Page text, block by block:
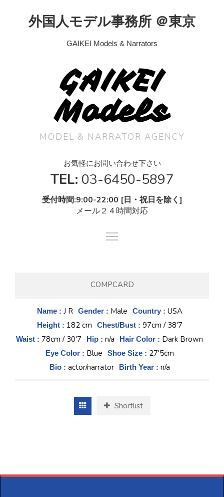
外国人モデル事務所 ＠東京
GAIKEI Models & Narrators
GAIKEI
Models
MODEL & NARRATOR AGENCY
お気軽にお問い合わせ下さい
TEL: 03-6450-5897
受付時間:9:00-22:00 [日・祝日を除く]
メール２４時間対応
COMPCARD
Name : J R Gender : Male Country : USA
Height : 182 cm Chest/Bust : 97cm / 38'7
Waist : 78cm / 30'7 Hip : n/a Hair Color : Dark Brown
Eye Color : Blue Shoe Size : 27'5cm
Bio : actor/narrator Birth Year : n/a
Shortlist